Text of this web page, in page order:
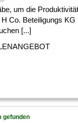
um die
Co. Beteiligungs
[...]
gefunden